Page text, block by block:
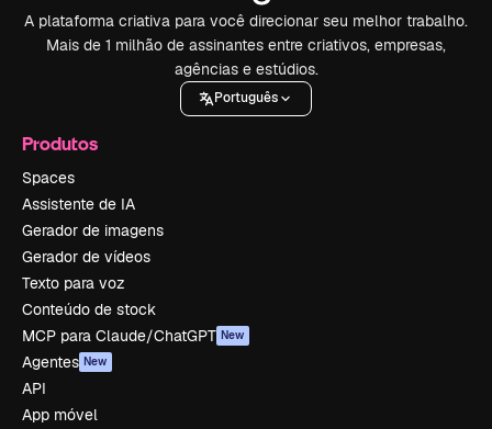
A plataforma criativa para você direcionar seu melhor trabalho.
Mais de 1 milhão de assinantes entre criativos, empresas,
agências e estúdios.
Português
Produtos
Spaces
Assistente de IA
Gerador de imagens
Gerador de vídeos
Texto para voz
Conteúdo de stock
MCP para Claude/ChatGPT New
Agentes New
API
App móvel